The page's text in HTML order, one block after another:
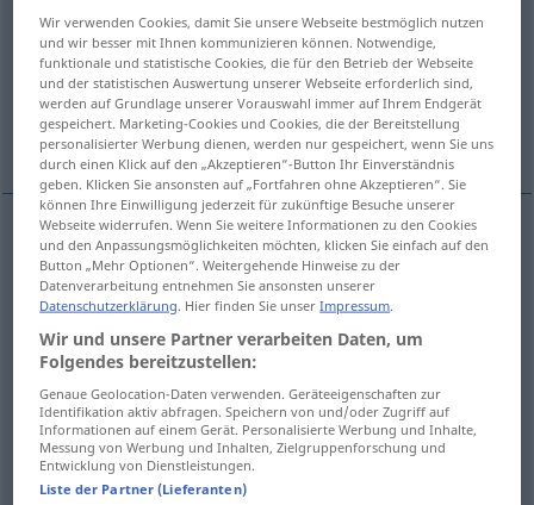
utrzymać zatrzymać
Weitere Beispiele...
trzymać halten festhalten,a.in einer bestimmten
Lage
trzymać halten Wache, Kurs, Richtung, Wärme,
Tier
przytrzym(yw)ać halten
Wir verwenden Cookies, damit Sie unsere Webseite bestmöglich nutzen
und wir besser mit Ihnen kommunizieren können. Notwendige,
funktionale und statistische Cookies, die für den Betrieb der Webseite
und der statistischen Auswertung unserer Webseite erforderlich sind,
werden auf Grundlage unserer Vorauswahl immer auf Ihrem Endgerät
gespeichert. Marketing-Cookies und Cookies, die der Bereitstellung
personalisierter Werbung dienen, werden nur gespeichert, wenn Sie uns
durch einen Klick auf den „Akzeptieren“-Button Ihr Einverständnis
geben. Klicken Sie ansonsten auf „Fortfahren ohne Akzeptieren“. Sie
können Ihre Einwilligung jederzeit für zukünftige Besuche unserer
Webseite widerrufen. Wenn Sie weitere Informationen zu den Cookies
und den Anpassungsmöglichkeiten möchten, klicken Sie einfach auf den
Button „Mehr Optionen“. Weitergehende Hinweise zu der
Datenverarbeitung entnehmen Sie ansonsten unserer
Datenschutzerklärung. Hier finden Sie unserImpressum.
Wir und unsere Partner verarbeiten Daten, um
Folgendes bereitzustellen:
Genaue Geolocation-Daten verwenden. Geräteeigenschaften zur
Identifikation aktiv abfragen. Speichern von und/oder Zugriff auf
Informationen auf einem Gerät. Personalisierte Werbung und Inhalte,
Messung von Werbung und Inhalten, Zielgruppenforschung und
Entwicklung von Dienstleistungen.
Liste der Partner (Lieferanten)